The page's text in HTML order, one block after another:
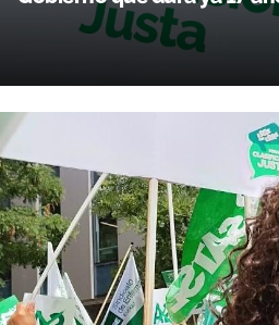
Ventajas
Noticias
Sala de prensa
Publicaciones
Vídeos
Espacio profesional
Área
Únete